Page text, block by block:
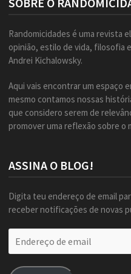
Randomicidades é uma revista
opinião, estilo de vida, filosofia
Andrei Kichalowsky.
Aqui vais encontrar um espaço
mesmo contamos nossas
que considero serem de
promover uma reflexão sobre o
ASSINA O BLOG!
Digita teu endereço de email
receber notificações de novas
de